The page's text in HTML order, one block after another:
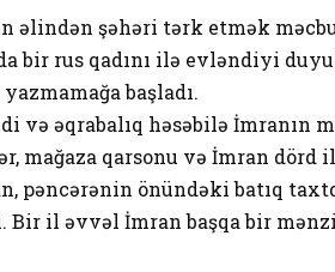
əlindən şəhəri tərk etmək
bir rus qadını ilə evləndiyi
başladı.
əqrabalıq həsəbilə İmranın
mağaza qarsonu və İmran dörd
pəncərənin önündəki batıq
Bir il əvvəl İmran başqa bir